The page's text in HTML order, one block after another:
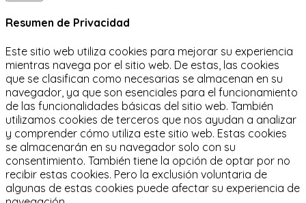
Resumen de Privacidad
Este sitio web utiliza cookies para mejorar su experiencia
mientras navega por el sitio web. De estas, las cookies
que se clasifican como necesarias se almacenan en su
navegador, ya que son esenciales para el funcionamiento
de las funcionalidades básicas del sitio web. También
utilizamos cookies de terceros que nos ayudan a analizar
y comprender cómo utiliza este sitio web. Estas cookies
se almacenarán en su navegador solo con su
consentimiento. También tiene la opción de optar por no
recibir estas cookies. Pero la exclusión voluntaria de
algunas de estas cookies puede afectar su experiencia de